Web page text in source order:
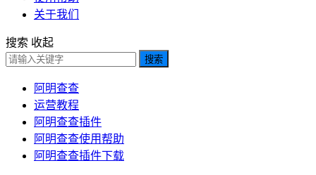
关于我们
搜索 收起
搜索
阿明查查
运营教程
阿明查查插件
阿明查查使用帮助
阿明查查插件下载